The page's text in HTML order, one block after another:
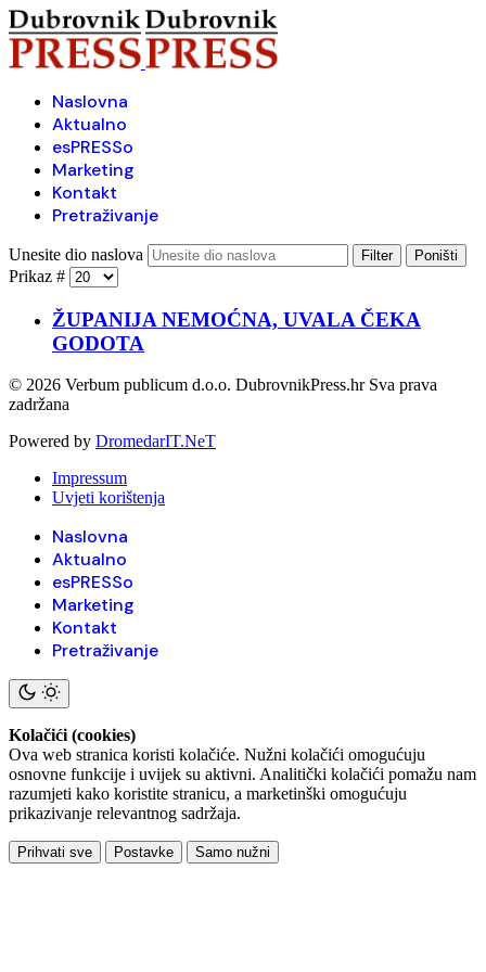
Naslovna
Aktualno
esPRESSo
Marketing
Kontakt
Pretraživanje
Unesite dio naslova Filter Poništi
Prikaz #
ŽUPANIJA NEMOĆNA, UVALA ČEKA
GODOTA
© 2026 Verbum publicum d.o.o. DubrovnikPress.hr Sva prava
zadržana
Powered by DromedarIT.NeT
Impressum
Uvjeti korištenja
Naslovna
Aktualno
esPRESSo
Marketing
Kontakt
Pretraživanje
Kolačići (cookies)
Ova web stranica koristi kolačiće. Nužni kolačići omogućuju
osnovne funkcije i uvijek su aktivni. Analitički kolačići pomažu nam
razumjeti kako koristite stranicu, a marketinški omogućuju
prikazivanje relevantnog sadržaja.
Prihvati sve Postavke Samo nužni